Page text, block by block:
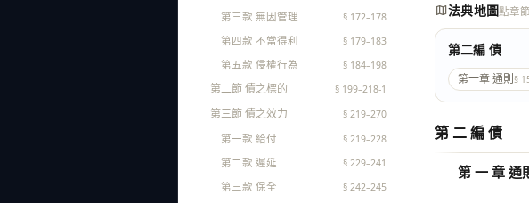
第三款 無因管理 § 172–178
第四款 不當得利 § 179–183
第五款 侵權行為 § 184–198
第二節 債之標的 § 199–218-1
第三節 債之效力 § 219–270
第一款 給付 § 219–228
第二款 遲延 § 229–241
第三款 保全 § 242–245
法典地圖點章
第二編 債
第一章 通則 §
第 二 編 債
第 一 章 通